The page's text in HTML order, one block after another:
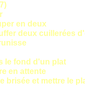
en deux
deux cuillerées
le fond d'un plat
en attente
brisée et mettre le